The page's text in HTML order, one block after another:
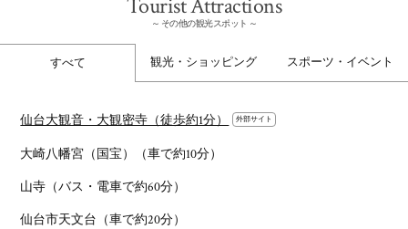
Tourist Attractions
その他の観光スポット
すべて 観光 ・ ショッピング スポーツ ・ イベント
仙台大観音・大観密寺（徒歩約1分）
大崎八幡宮（国宝）（車で約10分）
山寺（バス・電車で約60分）
仙台市天文台（車で約20分）